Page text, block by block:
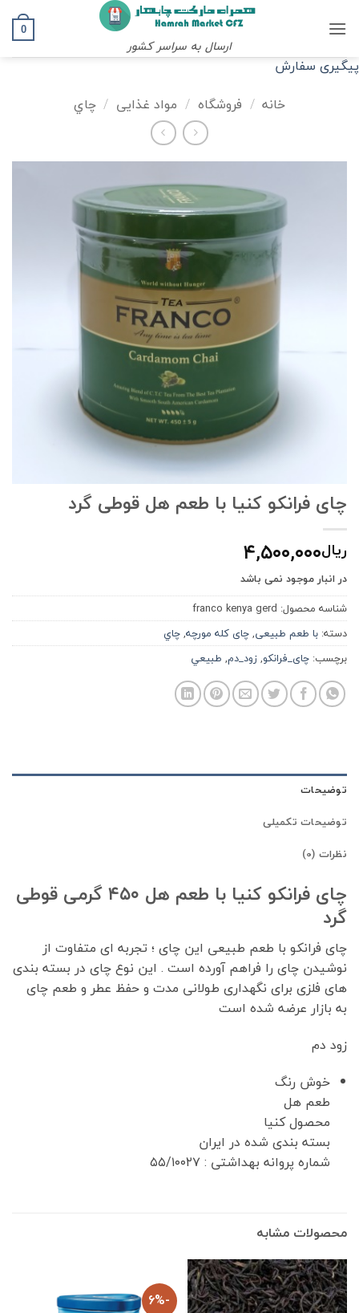
ارسال به سراسر کشور
0
پیگیری سفارش
خانه / فروشگاه / مواد غذایی / چاي
چای فرانکو کنیا با طعم هل قوطی گرد
ریال۴,۵۰۰,۰۰۰
در انبار موجود نمی باشد
شناسه محصول: franco kenya gerd
دسته: با طعم طبیعی,چای کله مورچه,چاي
برچسب: چای_فرانكو,زود_دم, طبيعي
توضیحات
توضیحات تکمیلی
نظرات (0)
چای فرانکو کنیا با طعم هل ۴۵۰ گرمی قوطی
گرد
چای فرانکو با طعم طبیعی این چای ؛ تجربه ای متفاوت از
نوشیدن چای را فراهم آورده است . این نوع چای در بسته بندی
های فلزی برای نگهداری طولانی مدت و حفظ عطر و طعم چای
به بازار عرضه شده است
زود دم
خوش رنگ
طعم هل
محصول کنیا
بسته بندی شده در ایران
شماره پروانه بهداشتی : ۵۵/۱۰۰۲۷
محصولات مشابه
-6%